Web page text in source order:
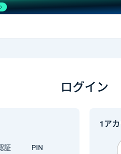
ログイン
証
PIN
1ア